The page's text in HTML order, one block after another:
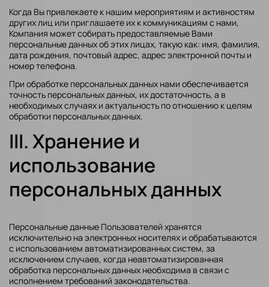
Когда Вы привлекаете к нашим мероприятиям и активностям
других лиц или приглашаете их к коммуникациям с нами,
Компания может собирать предоставляемые Вами
персональные данных об этих лицах, такую как: имя, фамилия,
дата рождения, почтовый адрес, адрес электронной почты и
номер телефона.
При обработке персональных данных нами обеспечивается
точность персональных данных, их достаточность, а в
необходимых случаях и актуальность по отношению к целям
обработки персональных данных.
III. Хранение и
использование
персональных данных
Персональные данные Пользователей хранятся
исключительно на электронных носителях и обрабатываются
с использованием автоматизированных систем, за
исключением случаев, когда неавтоматизированная
обработка персональных данных необходима в связи с
исполнением требований законодательства.